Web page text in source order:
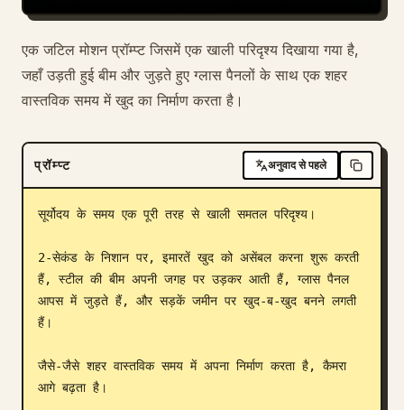
डाउनलोड
ब्लॉग
एक जटिल मोशन प्रॉम्प्ट जिसमें एक खाली परिदृश्य दिखाया गया है,
जहाँ उड़ती हुई बीम और जुड़ते हुए ग्लास पैनलों के साथ एक शहर
वास्तविक समय में खुद का निर्माण करता है।
प्रॉम्प्ट अनुवाद से पहले
सूर्योदय के समय एक पूरी तरह से खाली समतल परिदृश्य।
2-सेकंड के निशान पर, इमारतें खुद को असेंबल करना शुरू करती
हैं, स्टील की बीम अपनी जगह पर उड़कर आती हैं, ग्लास पैनल
आपस में जुड़ते हैं, और सड़कें जमीन पर खुद-ब-खुद बनने लगती
हैं।
जैसे-जैसे शहर वास्तविक समय में अपना निर्माण करता है, कैमरा
आगे बढ़ता है।